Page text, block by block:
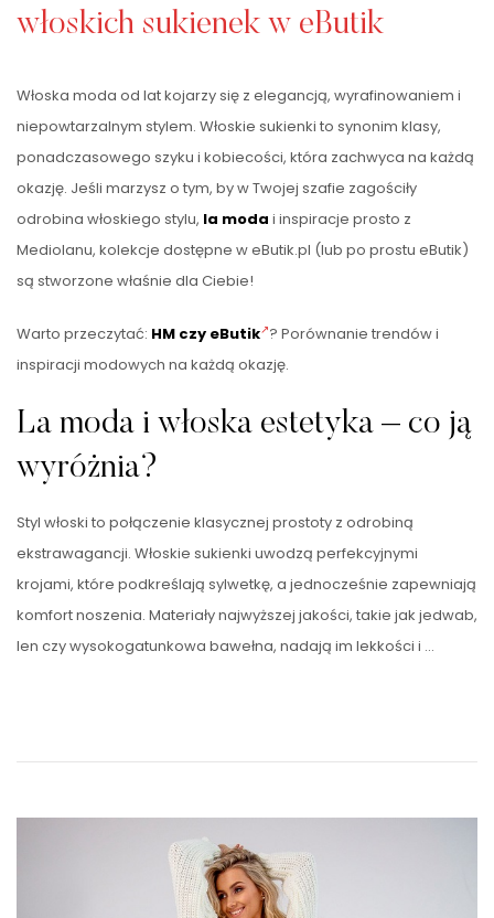
włoskich sukienek w eButik
Włoska moda od lat kojarzy się z elegancją, wyrafinowaniem i
niepowtarzalnym stylem. Włoskie sukienki to synonim klasy,
ponadczasowego szyku i kobiecości, która zachwyca na każdą
okazję. Jeśli marzysz o tym, by w Twojej szafie zagościły
odrobina włoskiego stylu, la moda i inspiracje prosto z
Mediolanu, kolekcje dostępne w eButik.pl (lub po prostu eButik)
są stworzone właśnie dla Ciebie!
Warto przeczytać: HM czy eButik ? Porównanie trendów i
inspiracji modowych na każdą okazję.
La moda i włoska estetyka – co ją
wyróżnia?
Styl włoski to połączenie klasycznej prostoty z odrobiną
ekstrawagancji. Włoskie sukienki uwodzą perfekcyjnymi
krojami, które podkreślają sylwetkę, a jednocześnie zapewniają
komfort noszenia. Materiały najwyższej jakości, takie jak jedwab,
len czy wysokogatunkowa bawełna, nadają im lekkości i …